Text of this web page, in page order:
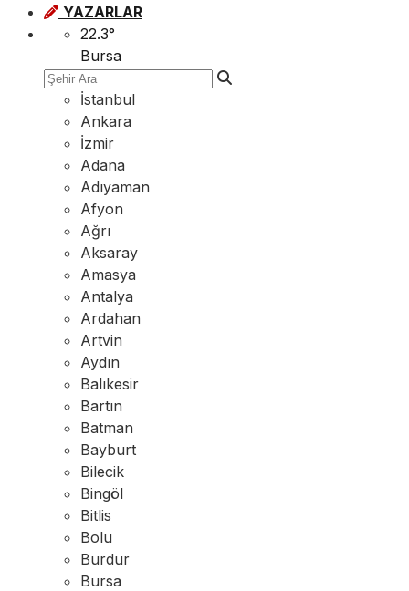
YAZARLAR
22.3°
Bursa
İstanbul
Ankara
İzmir
Adana
Adıyaman
Afyon
Ağrı
Aksaray
Amasya
Antalya
Ardahan
Artvin
Aydın
Balıkesir
Bartın
Batman
Bayburt
Bilecik
Bingöl
Bitlis
Bolu
Burdur
Bursa